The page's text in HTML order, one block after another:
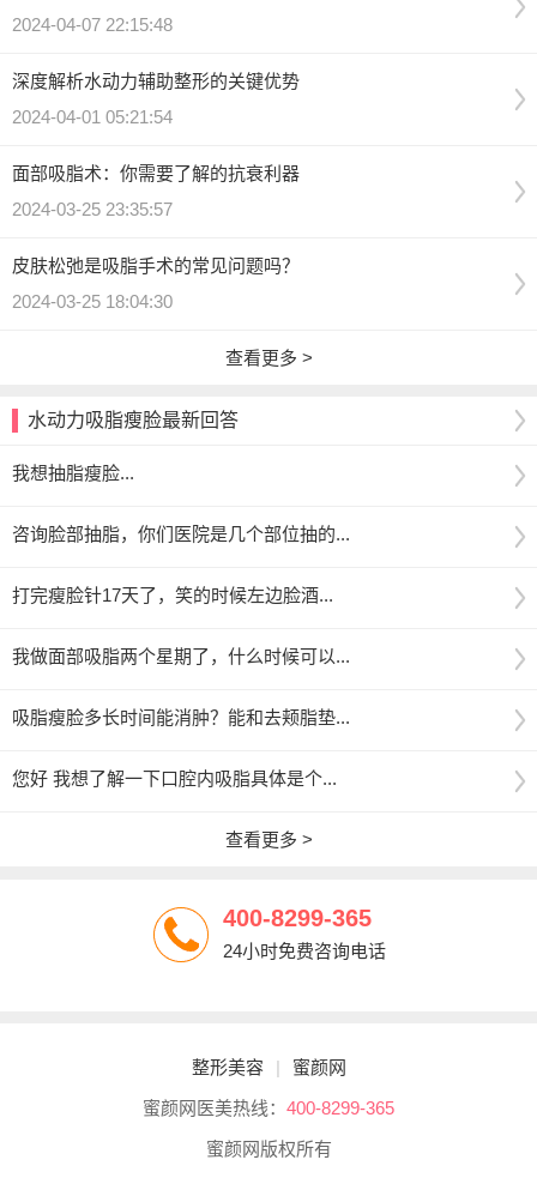
2024-04-07 22:15:48
深度解析水动力辅助整形的关键优势
2024-04-01 05:21:54
面部吸脂术：你需要了解的抗衰利器
2024-03-25 23:35:57
皮肤松弛是吸脂手术的常见问题吗？
2024-03-25 18:04:30
查看更多 >
水动力吸脂瘦脸最新回答
我想抽脂瘦脸...
咨询脸部抽脂，你们医院是几个部位抽的...
打完瘦脸针17天了，笑的时候左边脸酒...
我做面部吸脂两个星期了，什么时候可以...
吸脂瘦脸多长时间能消肿？能和去颊脂垫...
您好 我想了解一下口腔内吸脂具体是个...
查看更多 >
400-8299-365
24小时免费咨询电话
整形美容 |
蜜颜网
蜜颜网医美热线： 400-8299-365
蜜颜网版权所有